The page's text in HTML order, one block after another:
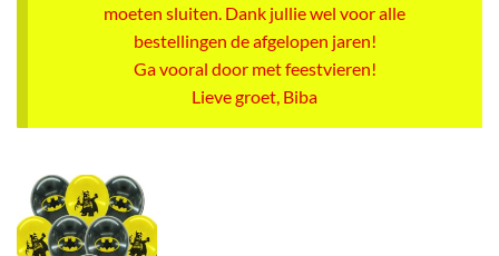
moeten sluiten. Dank jullie wel voor alle
bestellingen de afgelopen jaren!
Ga vooral door met feestvieren!
Lieve groet, Biba